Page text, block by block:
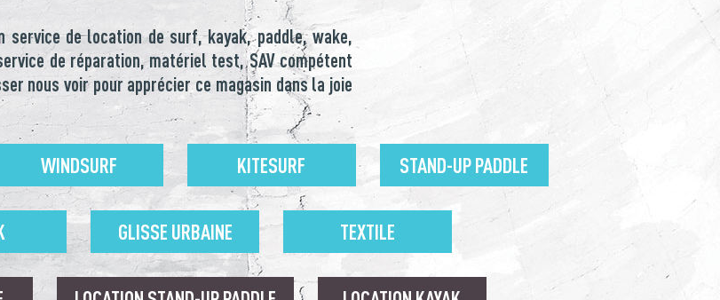
service de location de surf, kayak, paddle, wake,
de réparation, matériel test, SAV compétent
nous voir pour apprécier ce magasin dans la joie
WINDSURF KITESURF STAND-UP PADDLE
GLISSE URBAINE TEXTILE